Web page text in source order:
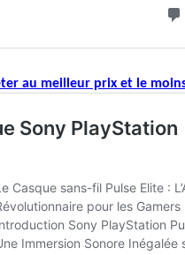
au meilleur prix et le